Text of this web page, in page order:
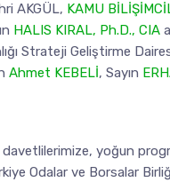
AKGÜL, KAMU
HALIS KIRAL, Ph.D., CIA
Strateji Geliştirme
Ahmet KEBELİ, Sayın
yoğun
Odalar ve Borsalar